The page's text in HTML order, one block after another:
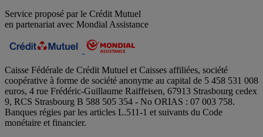
Service proposé par le Crédit Mutuel
en partenariat avec Mondial Assistance
Caisse Fédérale de Crédit Mutuel et Caisses affiliées, société
coopérative à forme de société anonyme au capital de 5 458 531 008
euros, 4 rue Frédéric-Guillaume Raiffeisen, 67913 Strasbourg cedex
9, RCS Strasbourg B 588 505 354 - No ORIAS : 07 003 758.
Banques régies par les articles L.511-1 et suivants du Code
monétaire et financier.